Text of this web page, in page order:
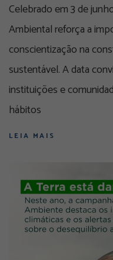
Celebrado em 3 de
Ambiental reforça a
conscientização na
sustentável. A data
instituições e
hábitos
LEIA MAIS